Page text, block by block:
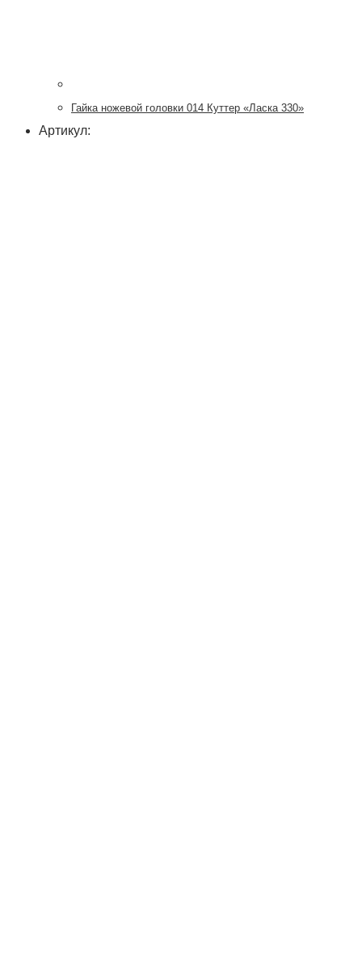
Гайка ножевой головки 014 Куттер «Ласка 330»
Артикул: